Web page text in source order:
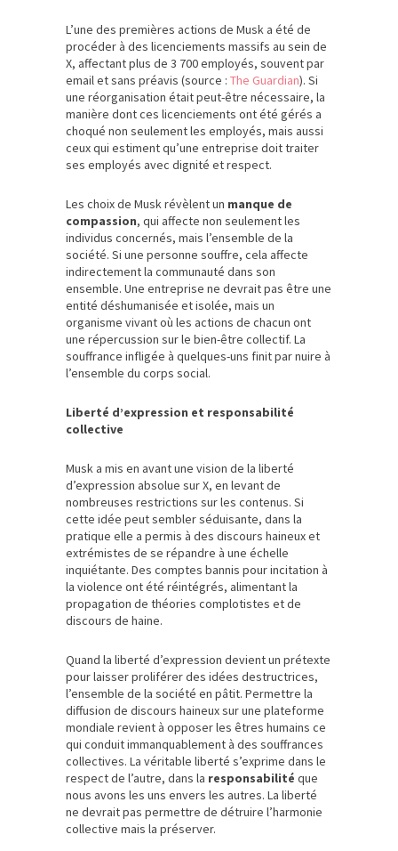
L’une des premières actions de Musk a été de
procéder à des licenciements massifs au sein de
X, affectant plus de 3 700 employés, souvent par
email et sans préavis (source : The Guardian). Si
une réorganisation était peut-être nécessaire, la
manière dont ces licenciements ont été gérés a
choqué non seulement les employés, mais aussi
ceux qui estiment qu’une entreprise doit traiter
ses employés avec dignité et respect.
Les choix de Musk révèlent un manque de
compassion, qui affecte non seulement les
individus concernés, mais l’ensemble de la
société. Si une personne souffre, cela affecte
indirectement la communauté dans son
ensemble. Une entreprise ne devrait pas être une
entité déshumanisée et isolée, mais un
organisme vivant où les actions de chacun ont
une répercussion sur le bien-être collectif. La
souffrance infligée à quelques-uns finit par nuire à
l’ensemble du corps social.
Liberté d’expression et responsabilité
collective
Musk a mis en avant une vision de la liberté
d’expression absolue sur X, en levant de
nombreuses restrictions sur les contenus. Si
cette idée peut sembler séduisante, dans la
pratique elle a permis à des discours haineux et
extrémistes de se répandre à une échelle
inquiétante. Des comptes bannis pour incitation à
la violence ont été réintégrés, alimentant la
propagation de théories complotistes et de
discours de haine.
Quand la liberté d’expression devient un prétexte
pour laisser proliférer des idées destructrices,
l’ensemble de la société en pâtit. Permettre la
diffusion de discours haineux sur une plateforme
mondiale revient à opposer les êtres humains ce
qui conduit immanquablement à des souffrances
collectives. La véritable liberté s’exprime dans le
respect de l’autre, dans la responsabilité que
nous avons les uns envers les autres. La liberté
ne devrait pas permettre de détruire l’harmonie
collective mais la préserver.